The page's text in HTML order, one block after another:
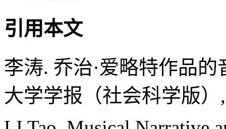
引用本文
李涛. 乔治·爱略特作品
大学学报（社会科学版）